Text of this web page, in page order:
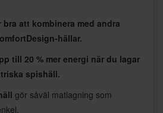
bra att kombinera med andra
hällar.
till 20 % mer energi när du lagar
spishäll.
gör såväl matlagning som